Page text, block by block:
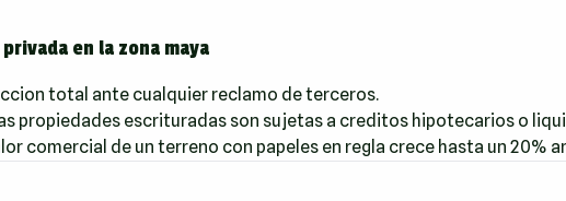
en la zona maya
total ante cualquier reclamo de terceros.
propiedades escrituradas son sujetas a creditos hipotecarios o
comercial de un terreno con papeles en regla crece hasta un 20%